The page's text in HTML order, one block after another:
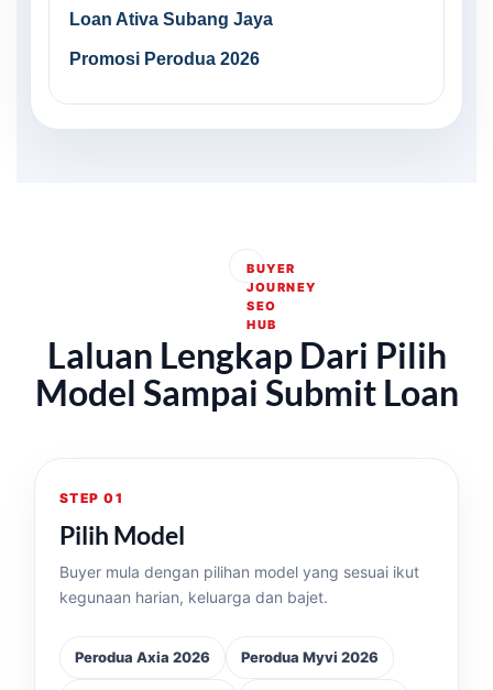
Loan Ativa Subang Jaya
Promosi Perodua 2026
BUYER
JOURNEY
SEO
HUB
Laluan Lengkap Dari Pilih
Model Sampai Submit Loan
STEP 01
Pilih Model
Buyer mula dengan pilihan model yang sesuai ikut
kegunaan harian, keluarga dan bajet.
Perodua Axia 2026 Perodua Myvi 2026